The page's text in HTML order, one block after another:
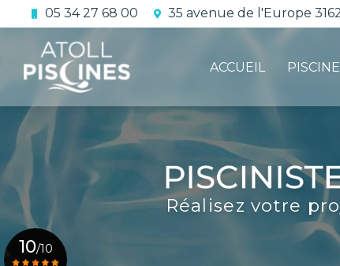
au
contenu
principal
05 34 27 68 00 35 avenue de l'Europe
ACCUEIL PISCINE
La
Le
Réalisez votre
10/10